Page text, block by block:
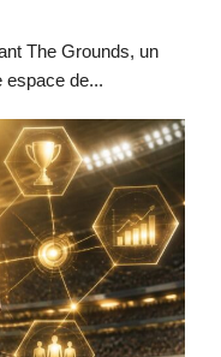
The Grounds, un
espace de...